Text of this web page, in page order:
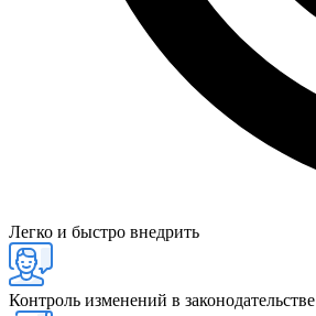
Легко и быстро внедрить
Контроль изменений в законодательстве